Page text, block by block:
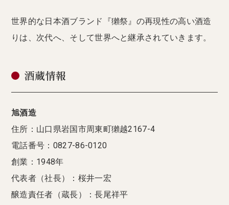
世界的な日本酒ブランド『獺祭』の再現性の高い酒造
りは、次代へ、そして世界へと継承されていきます。
酒蔵情報
旭酒造
住所：山口県岩国市周東町獺越2167-4
電話番号：0827-86-0120
創業：1948年
代表者（社長）：桜井一宏
醸造責任者（蔵長）：長尾祥平